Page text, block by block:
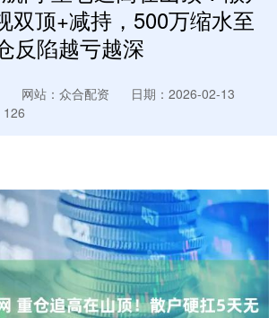
双顶+减持，500万缩水至
反陷越亏越深
网站：众合配资
日期：2026-02-13
126